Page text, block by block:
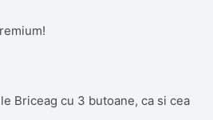
Briceag cu 3 butoane, ca si cea